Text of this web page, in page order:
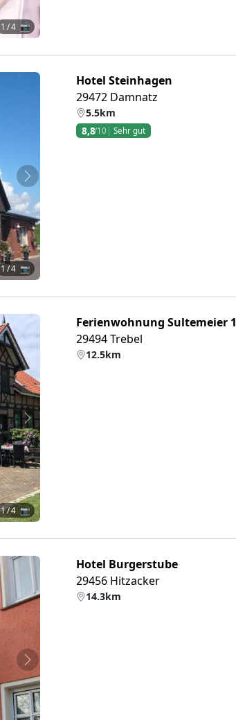
1 / 4 📷
Weiter
1 / 4 📷
Hotel Steinhagen
29472 Damnatz
5.5km
8,8/10 Sehr gut
Weiter
1/ 4 📷
Ferienwohnung Sultemeier 1
29494 Trebel
12.5km
Weiter
Hotel Burgerstube
29456 Hitzacker
14.3km